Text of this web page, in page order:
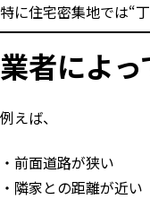
特に住宅密集地では“
業者によ
例えば、
前面道路が狭い
隣家との距離が近い